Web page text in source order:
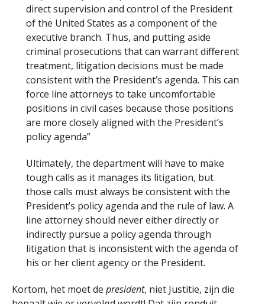
direct supervision and control of the President
of the United States as a component of the
executive branch. Thus, and putting aside
criminal prosecutions that can warrant different
treatment, litigation decisions must be made
consistent with the President’s agenda. This can
force line attorneys to take uncomfortable
positions in civil cases because those positions
are more closely aligned with the President’s
policy agenda”
Ultimately, the department will have to make
tough calls as it manages its litigation, but
those calls must always be consistent with the
President’s policy agenda and the rule of law. A
line attorney should never either directly or
indirectly pursue a policy agenda through
litigation that is inconsistent with the agenda of
his or her client agency or the President.
Kortom, het moet de president, niet Justitie, zijn die